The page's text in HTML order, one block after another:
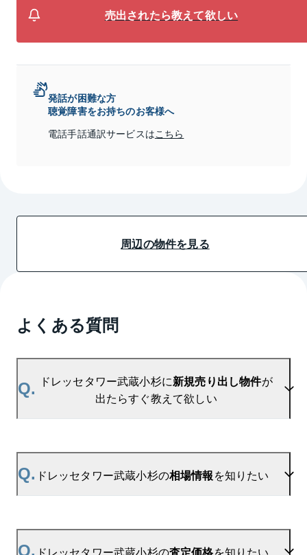
売出されたら教えて欲しい
発話が困難な方
聴覚障害をお持ちのお客様へ
電話手話通訳サービスはこちら
周辺の物件を見る
よくある質問
Q. ドレッセタワー武蔵小杉に新規売り出し物件が
出たらすぐ教えて欲しい
A.当サイトには、「売り出されたら教えて」リクエス
ト機能がございます。お気に入りのマンションをご
Q. ドレッセタワー武蔵小杉の相場情報 を知りたい
A.参考相場価格、参考相場賃料を掲載しております。
ドレッセタワー武蔵小杉の過去の販売事例や、周辺
Q. ドレッセタワー武蔵小杉の査定価格を知りたい